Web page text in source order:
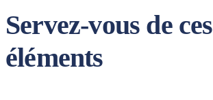
Servez-vous de ces
éléments